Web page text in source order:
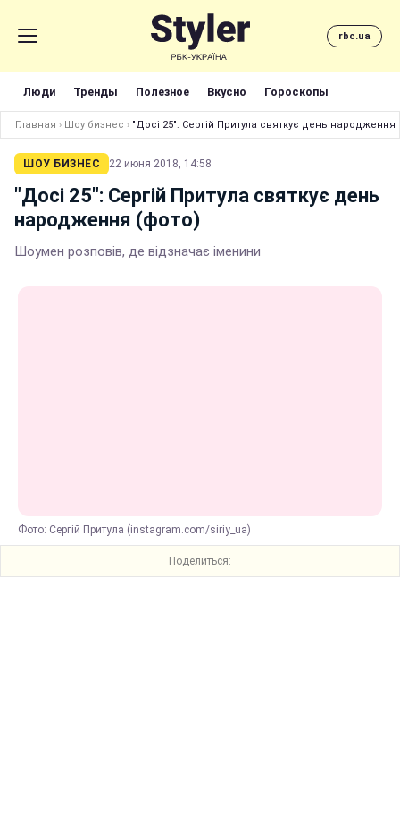
rbc.ua
Люди Тренды Полезное Вкусно Гороскопы
Главная › Шоу бизнес › "Досі 25": Сергій Притула святкує день народження
ШОУ БИЗНЕС 22 июня 2018, 14:58
"Досі 25": Сергій Притула святкує день
народження (фото)
Шоумен розповів, де відзначає іменини
Фото: Сергій Притула (instagram.com/siriy_ua)
Поделиться: